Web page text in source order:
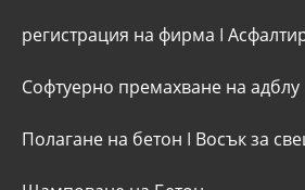
регистрация на фирма I
Софтуерно премахване на адблу
Полагане на бетон I Восък за